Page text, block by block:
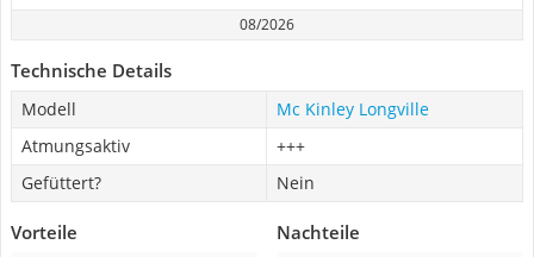
08/2026
Technische Details
Modell
Mc Kinley Longville
Atmungsaktiv
+++
Gefüttert?
Nein
Vorteile Nachteile